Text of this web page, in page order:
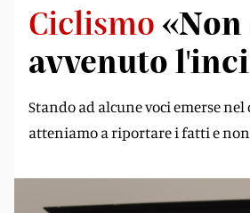
Ciclismo
avvenuto
Stando ad alcune voci emerse
atteniamo a riportare i fatti e